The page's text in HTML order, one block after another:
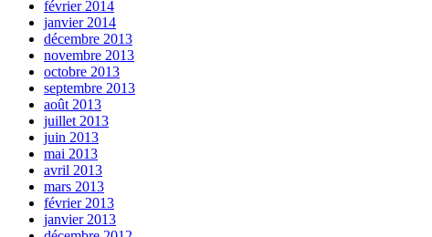
février 2014
janvier 2014
décembre 2013
novembre 2013
octobre 2013
septembre 2013
août 2013
juillet 2013
juin 2013
mai 2013
avril 2013
mars 2013
février 2013
janvier 2013